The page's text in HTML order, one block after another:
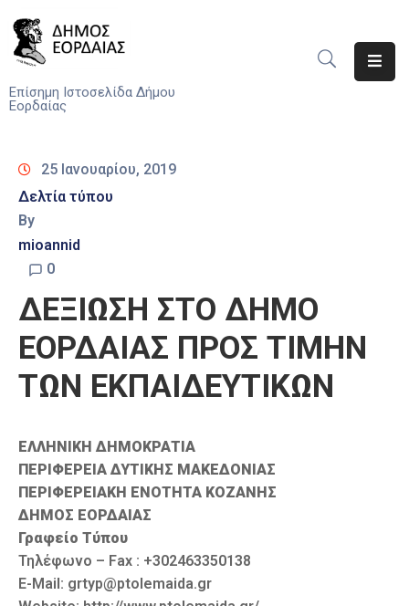
Επίσημη Ιστοσελίδα Δήμου
Εορδαίας
Υπηρεσίες
Του
Δήμου
Προσκλήσεις
Αποφάσεις
Τηλέφωνα
25 Ιανουαρίου, 2019
Δελτία τύπου
By
mioannid
0
ΔΕΞΙΩΣΗ ΣΤΟ ΔΗΜΟ
ΕΟΡΔΑΙΑΣ ΠΡΟΣ ΤΙΜΗΝ
ΤΩΝ ΕΚΠΑΙΔΕΥΤΙΚΩΝ
ΕΛΛΗΝΙΚΗ ΔΗΜΟΚΡΑΤΙΑ
ΠΕΡΙΦΕΡΕΙΑ ΔΥΤΙΚΗΣ ΜΑΚΕΔΟΝΙΑΣ
ΠΕΡΙΦΕΡΕΙΑΚΗ ΕΝΟΤΗΤΑ ΚΟΖΑΝΗΣ
ΔΗΜΟΣ ΕΟΡΔΑΙΑΣ
Γραφείο Τύπου
Τηλέφωνο – Fax : +302463350138
E-Mail: grtyp@ptolemaida.gr